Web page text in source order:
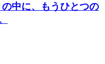
中に、もうひとつの